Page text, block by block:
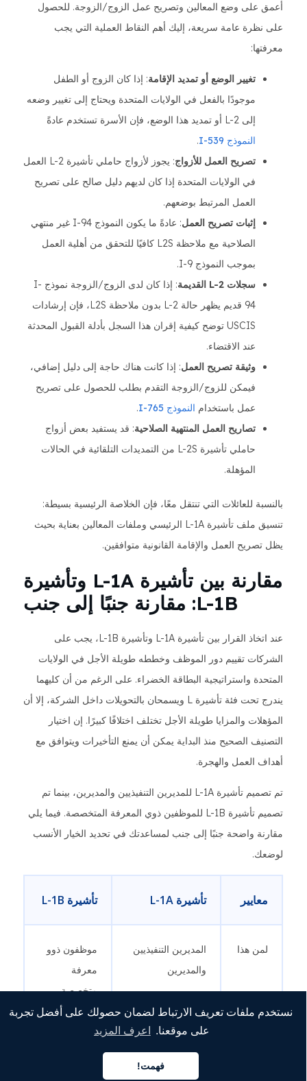
نستخدم ملفات تعريف الارتباط لضمان حصولك على أفضل تجربة
على موقعنا.
اعرف المزيد
فهمت!
أعمق على وضع المعالين وتصريح عمل الزوج/الزوجة. للحصول
على نظرة عامة سريعة، إليك أهم النقاط العملية التي يجب
معرفتها:
تغيير الوضع أو تمديد الإقامة: إذا كان الزوج أو الطفل
موجودًا بالفعل في الولايات المتحدة ويحتاج إلى تغيير وضعه
إلى L-2 أو تمديد هذا الوضع، فإن الأسرة تستخدم عادةً
النموذج I-539
.
تصريح العمل للأزواج
: يجوز لأزواج حاملي تأشيرة L-2 العمل
في الولايات المتحدة إذا كان لديهم دليل صالح على تصريح
العمل المرتبط بوضعهم.
إثبات تصريح العمل
: عادةً ما يكون النموذج I-94 غير منتهي
الصلاحية مع ملاحظة L2S كافيًا للتحقق من أهلية العمل
بموجب النموذج I-9.
سجلات L-2 القديمة
: إذا كان لدى الزوج/الزوجة نموذج I-
94 قديم يظهر حالة L-2 بدون ملاحظة L2S، فإن إرشادات
USCIS توضح كيفية إقران هذا السجل بأدلة القبول المحدثة
عند الاقتضاء.
وثيقة تصريح العمل: إذا كانت هناك حاجة إلى دليل إضافي،
فيمكن للزوج/الزوجة التقدم بطلب للحصول على تصريح
عمل باستخدام النموذج I-765
.
تصاريح العمل المنتهية الصلاحية: قد يستفيد بعض أزواج
حاملي تأشيرة L-2S من التمديدات التلقائية في الحالات
المؤهلة.
بالنسبة للعائلات التي تنتقل معًا، فإن الخلاصة الرئيسية بسيطة:
تنسيق ملف تأشيرة L-1A الرئيسي وملفات المعالين بعناية بحيث
يظل تصريح العمل والإقامة القانونية متوافقين.
مقارنة بين تأشيرة L-1A وتأشيرة
L-1B: مقارنة جنبًا إلى جنب
عند اتخاذ القرار بين تأشيرة L-1A وتأشيرة L-1B، يجب على
الشركات تقييم دور الموظف وخططه طويلة الأجل في الولايات
المتحدة واستراتيجية البطاقة الخضراء. على الرغم من أن كليهما
يندرج تحت فئة تأشيرة L ويسمحان بالتحويلات داخل الشركة، إلا أن
المؤهلات والمزايا طويلة الأجل تختلف اختلافًا كبيرًا. إن اختيار
التصنيف الصحيح منذ البداية يمكن أن يمنع التأخيرات ويتوافق مع
أهداف العمل والهجرة.
تم تصميم تأشيرة L-1A للمديرين التنفيذيين والمديرين، بينما تم
تصميم تأشيرة L-1B للموظفين ذوي المعرفة المتخصصة. فيما يلي
مقارنة واضحة جنبًا إلى جنب لمساعدتك في تحديد الخيار الأنسب
لوضعك.
معايير تأشيرة L-1A تأشيرة L-1B
لمن هذا
المديرين التنفيذيين
والمديرين
موظفون ذوو
معرفة
متخصصة
القيادة رفيعة
المستوى، وصنع
معرفة
العربية
العربية
العربية